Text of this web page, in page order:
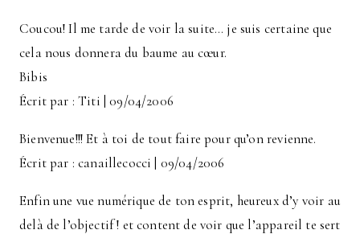
Coucou! Il me tarde de voir la suite… je suis certaine que
cela nous donnera du baume au cœur.
Bibis
Écrit par : Titi | 09/04/2006
Bienvenue!!! Et à toi de tout faire pour qu’on revienne.
Écrit par : canaillecocci | 09/04/2006
Enfin une vue numérique de ton esprit, heureux d’y voir au
delà de l’objectif ! et content de voir que l’appareil te sert